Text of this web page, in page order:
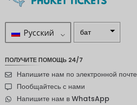
Русский бат
я крона
андский
ПОЛУЧИТЕ ПОМОЩЬ 24/7
Напишите нам по электронной почте
Пообщайтесь с нами
Напишите нам в WhatsApp